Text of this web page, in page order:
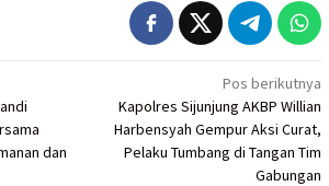
dan
Pos berikutnya
Kapolres Sijunjung AKBP Willian
Harbensyah Gempur Aksi Curat,
Pelaku Tumbang di Tangan Tim
Gabungan